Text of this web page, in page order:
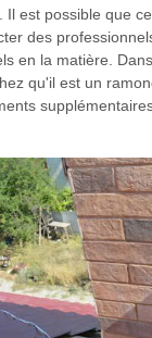
est possible que
des
en la matière.
qu'il est un